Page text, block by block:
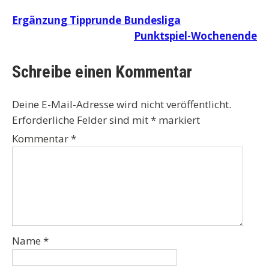
Beitragsnavigation
Ergänzung Tipprunde Bundesliga
Punktspiel-Wochenende
Schreibe einen Kommentar
Deine E-Mail-Adresse wird nicht veröffentlicht.
Erforderliche Felder sind mit* markiert
Kommentar*
Name *